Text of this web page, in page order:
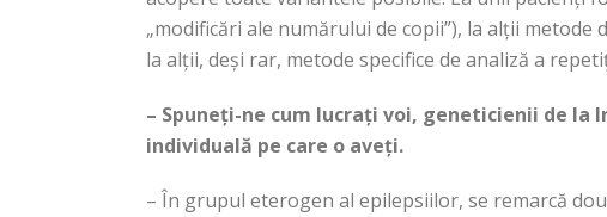
„modificări ale numărului de copii”), la alții
la alții, deși rar, metode specifice de analiză a
– Spuneți-ne cum lucrați voi, geneticienii de la
individuală pe care o aveți.
– În grupul eterogen al epilepsiilor, se remarcă